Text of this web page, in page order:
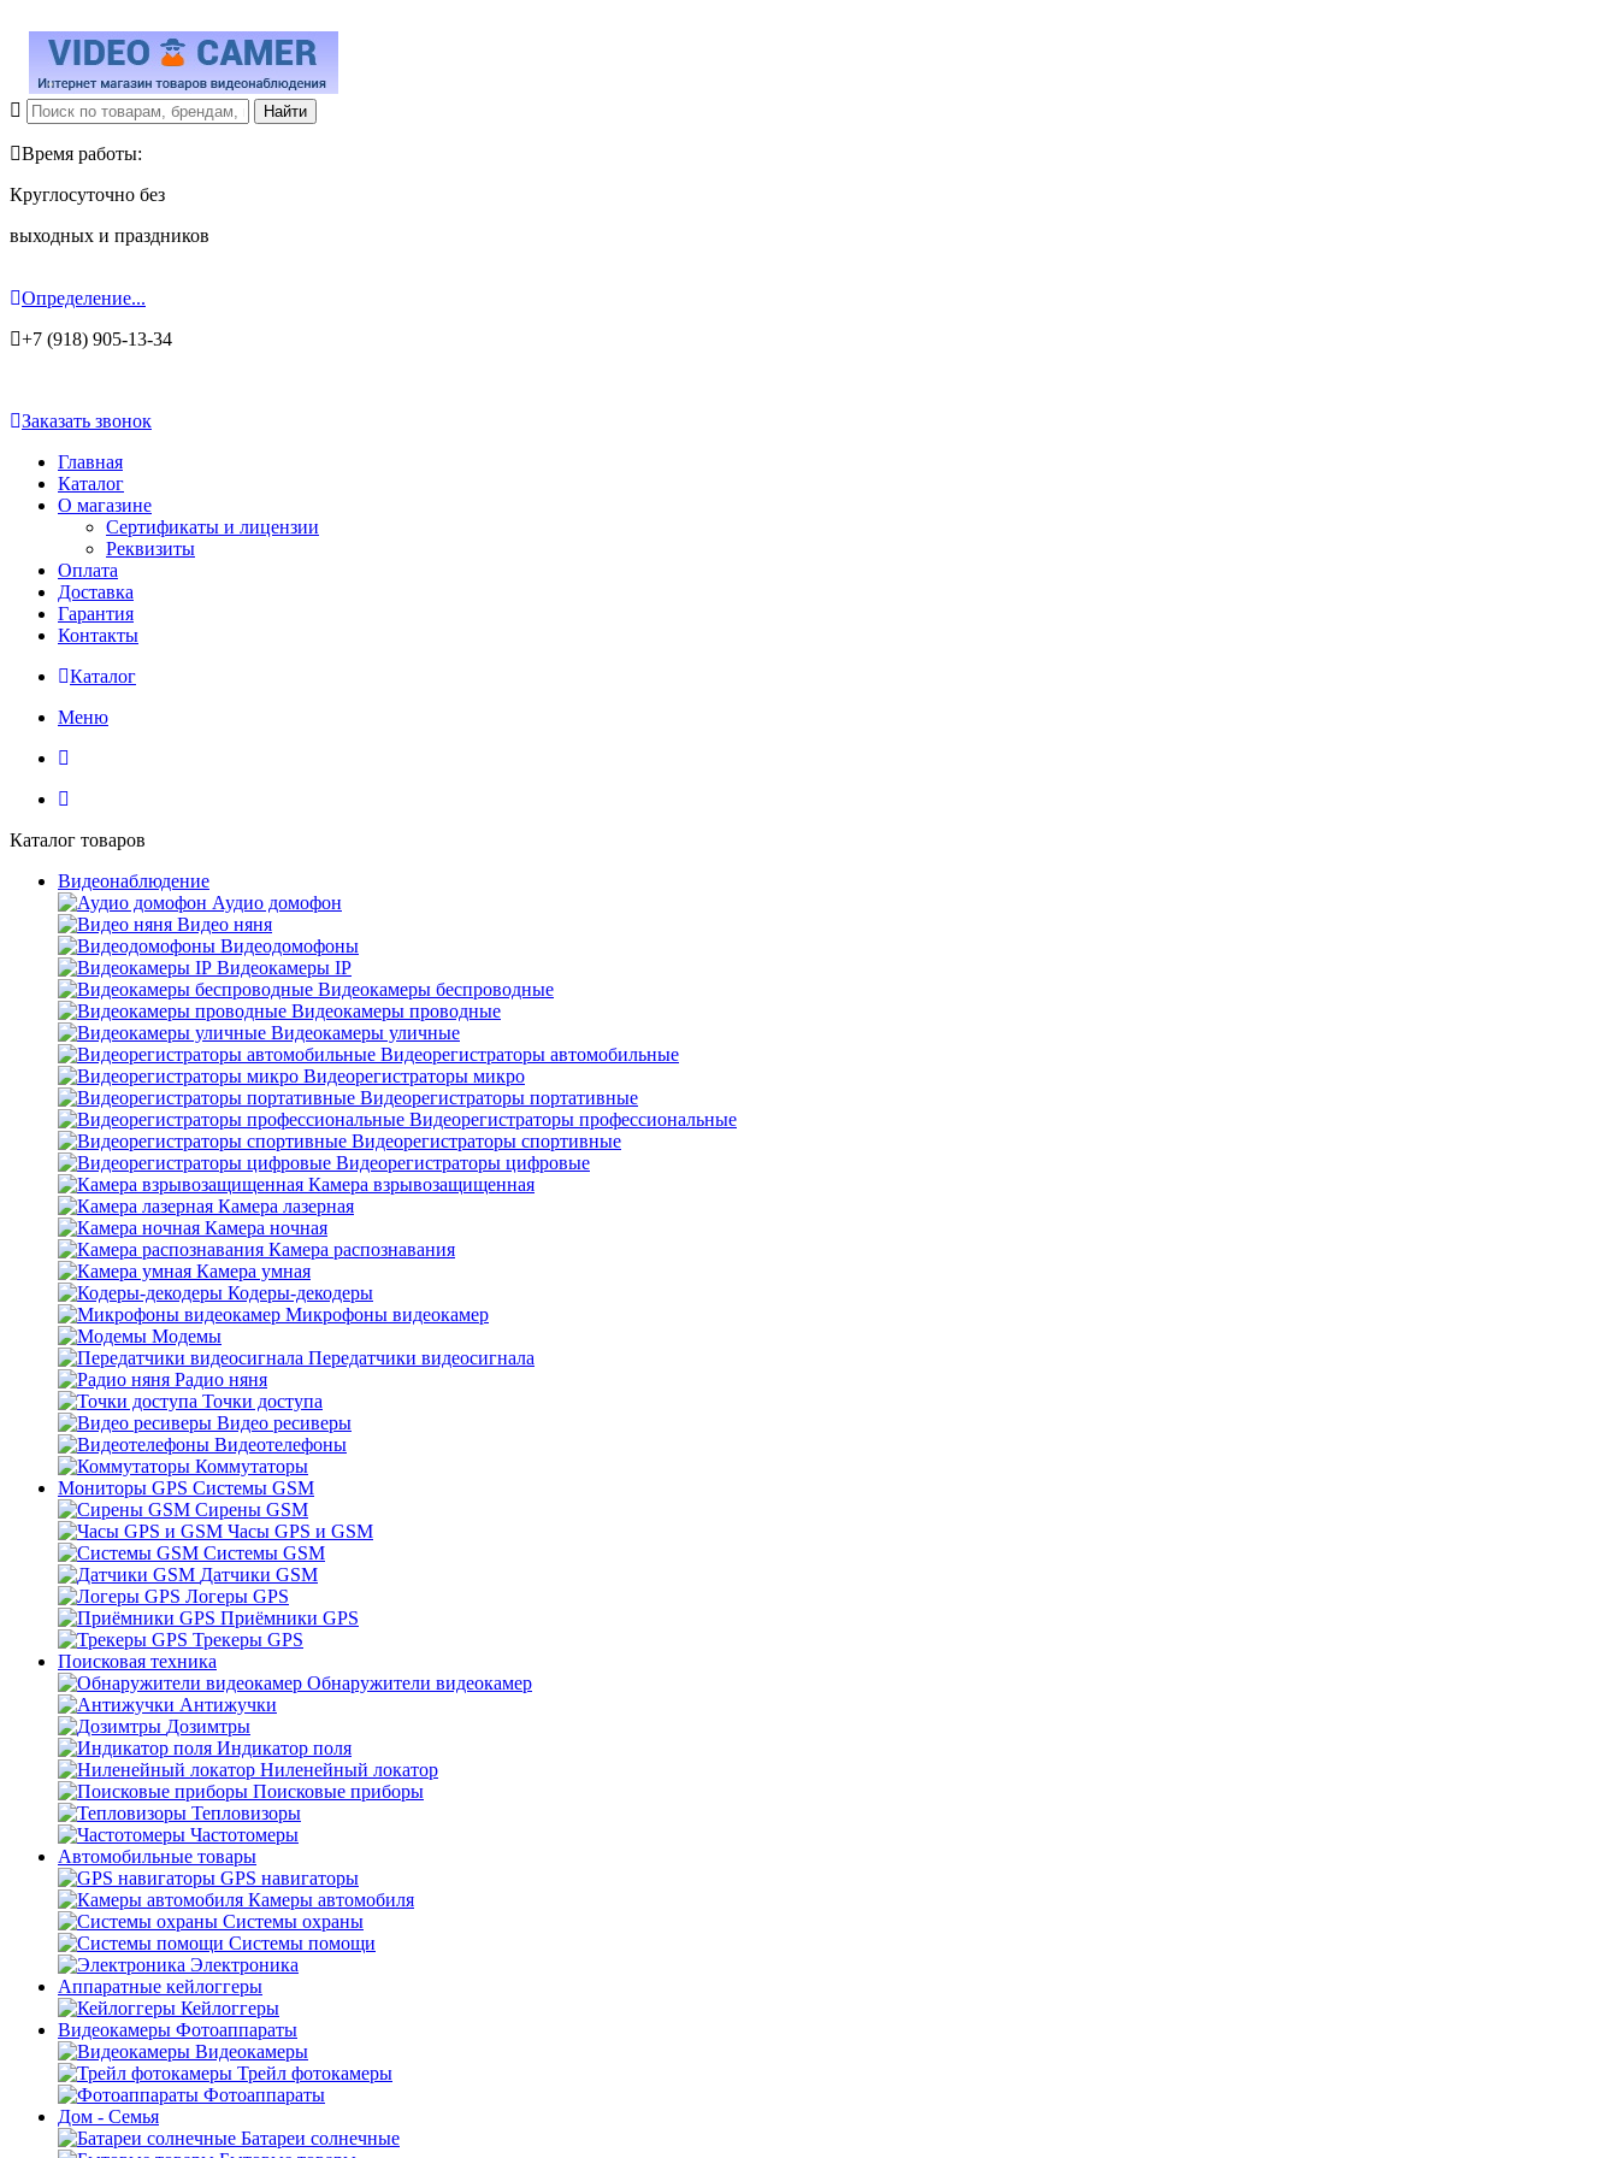
Время работы:
Круглосуточно без
выходных и праздников
Определение...
+7 (918) 905-13-34
Заказать звонок
Главная
Каталог
О магазине
Сертификаты и лицензии
Реквизиты
Оплата
Доставка
Гарантия
Контакты
Каталог
Меню
Каталог товаров
Видеонаблюдение
Аудио домофон
Видео няня
Видеодомофоны
Видеокамеры IP
Видеокамеры беспроводные
Видеокамеры проводные
Видеокамеры уличные
Видеорегистраторы автомобильные
Видеорегистраторы микро
Видеорегистраторы портативные
Видеорегистраторы профессиональные
Видеорегистраторы спортивные
Видеорегистраторы цифровые
Камера взрывозащищенная
Камера лазерная
Камера ночная
Камера распознавания
Камера умная
Кодеры-декодеры
Микрофоны видеокамер
Модемы
Передатчики видеосигнала
Радио няня
Точки доступа
Видео ресиверы
Видеотелефоны
Коммутаторы
Мониторы GPS Системы GSM
Сирены GSM
Часы GPS и GSM
Системы GSM
Датчики GSM
Логеры GPS
Приёмники GPS
Трекеры GPS
Поисковая техника
Обнаружители видеокамер
Антижучки
Дозимтры
Индикатор поля
Ниленейный локатор
Поисковые приборы
Тепловизоры
Частотомеры
Автомобильные товары
GPS навигаторы
Камеры автомобиля
Системы охраны
Системы помощи
Электроника
Аппаратные кейлоггеры
Кейлоггеры
Видеокамеры Фотоаппараты
Видеокамеры
Трейл фотокамеры
Фотоаппараты
Дом - Семья
Батареи солнечные